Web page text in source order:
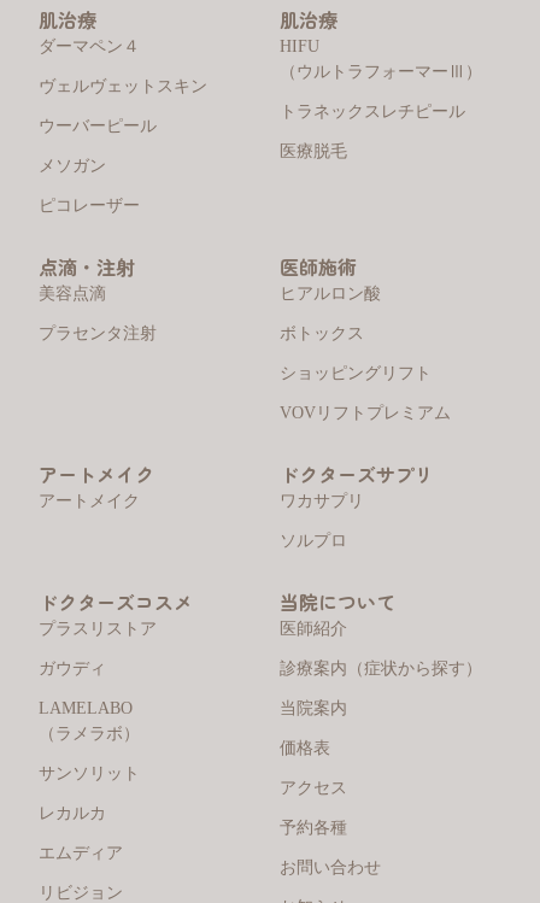
肌治療
ダーマペン４
ヴェルヴェットスキン
ウーバーピール
メソガン
ピコレーザー
肌治療
HIFU
（ウルトラフォーマーⅢ）
トラネックスレチピール
医療脱毛
点滴・注射
美容点滴
プラセンタ注射
医師施術
ヒアルロン酸
ボトックス
ショッピングリフト
VOVリフトプレミアム
アートメイク
アートメイク
ドクターズサプリ
ワカサプリ
ソルプロ
ドクターズコスメ
プラスリストア
ガウディ
LAMELABO
（ラメラボ）
サンソリット
レカルカ
エムディア
リビジョン
当院について
医師紹介
診療案内（症状から探す）
当院案内
価格表
アクセス
予約各種
お問い合わせ